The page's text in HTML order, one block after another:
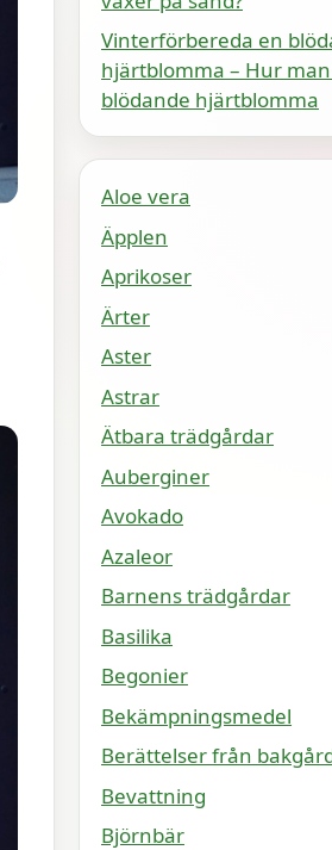
Vinterförbereda en
hjärtblomma – Hur
blödande hjärtblomma
Aloe vera
Äpplen
Aprikoser
Ärter
Aster
Astrar
Ätbara trädgårdar
Auberginer
Avokado
Azaleor
Barnens trädgårdar
Basilika
Begonier
Bekämpningsmedel
Berättelser från
Bevattning
Björnbär